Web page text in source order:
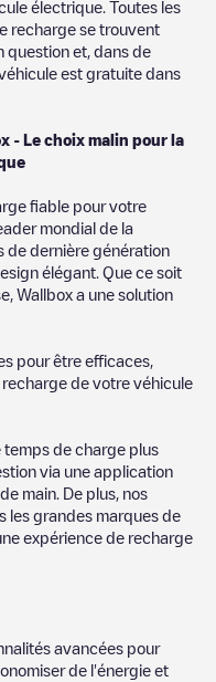
électrique. Toutes les
recharge se trouvent
question et, dans de
est gratuite dans
- Le choix malin pour la
fiable pour votre
mondial de la
de dernière génération
élégant. Que ce soit
Wallbox a une solution
pour être efficaces,
de votre véhicule
temps de charge plus
via une application
main. De plus, nos
les grandes marques de
expérience de recharge
avancées pour
de l'énergie et